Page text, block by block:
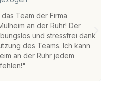
Team der Firma
an der Ruhr! Der
und stressfrei dank
des Teams. Ich kann
an der Ruhr jedem